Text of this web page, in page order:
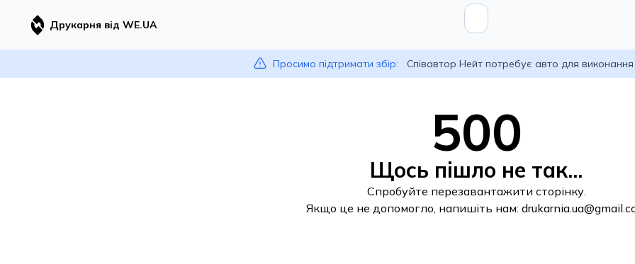
Друкарня від WE.UA
Просимо підтримати збір: Співавтор Нейт потребує авто для
500
Щось пішло не так...
Спробуйте перезавантажити сторінку.
Якщо це не допомогло, напишіть нам: